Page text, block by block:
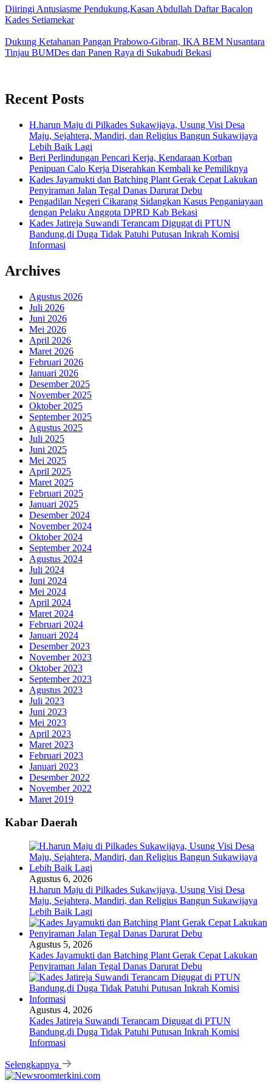
Diiringi Antusiasme Pendukung,Kasan Abdullah Daftar Bacalon
Kades Setiamekar
Dukung Ketahanan Pangan Prabowo-Gibran, IKA BEM Nusantara
Tinjau BUMDes dan Panen Raya di Sukabudi Bekasi
Recent Posts
H.harun Maju di Pilkades Sukawijaya, Usung Visi Desa
Maju, Sejahtera, Mandiri, dan Religius Bangun Sukawijaya
Lebih Baik Lagi
Beri Perlindungan Pencari Kerja, Kendaraan Korban
Penipuan Calo Kerja Diserahkan Kembali ke Pemiliknya
Kades Jayamukti dan Batching Plant Gerak Cepat Lakukan
Penyiraman Jalan Tegal Danas Darurat Debu
Pengadilan Negeri Cikarang Sidangkan Kasus Penganiayaan
dengan Pelaku Anggota DPRD Kab Bekasi
Kades Jatireja Suwandi Terancam Digugat di PTUN
Bandung,di Duga Tidak Patuhi Putusan Inkrah Komisi
Informasi
Archives
Agustus 2026
Juli 2026
Juni 2026
Mei 2026
April 2026
Maret 2026
Februari 2026
Januari 2026
Desember 2025
November 2025
Oktober 2025
September 2025
Agustus 2025
Juli 2025
Juni 2025
Mei 2025
April 2025
Maret 2025
Februari 2025
Januari 2025
Desember 2024
November 2024
Oktober 2024
September 2024
Agustus 2024
Juli 2024
Juni 2024
Mei 2024
April 2024
Maret 2024
Februari 2024
Januari 2024
Desember 2023
November 2023
Oktober 2023
September 2023
Agustus 2023
Juli 2023
Juni 2023
Mei 2023
April 2023
Maret 2023
Februari 2023
Januari 2023
Desember 2022
November 2022
Maret 2019
Kabar Daerah
Agustus 6, 2026
H.harun Maju di Pilkades Sukawijaya, Usung Visi Desa
Maju, Sejahtera, Mandiri, dan Religius Bangun Sukawijaya
Lebih Baik Lagi
Agustus 5, 2026
Kades Jayamukti dan Batching Plant Gerak Cepat Lakukan
Penyiraman Jalan Tegal Danas Darurat Debu
Agustus 4, 2026
Kades Jatireja Suwandi Terancam Digugat di PTUN
Bandung,di Duga Tidak Patuhi Putusan Inkrah Komisi
Informasi
Selengkapnya